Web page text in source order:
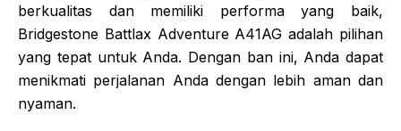
berkualitas dan memiliki performa yang baik,
Bridgestone Battlax Adventure A41AG adalah pilihan
yang tepat untuk Anda. Dengan ban ini, Anda dapat
menikmati perjalanan Anda dengan lebih aman dan
nyaman.